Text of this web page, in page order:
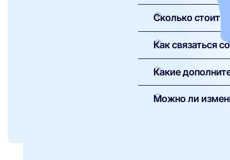
В Москве доступны
плана можно
предложения — в
Сколько стоит
Подключение
описании.
Как связаться
запрос через нашу
Какие
Можно ли